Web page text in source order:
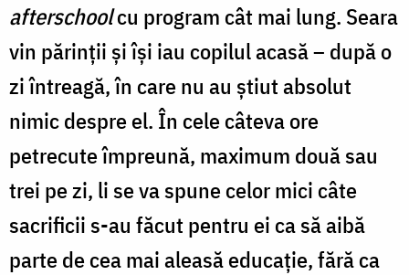
afterschoolcu program cât mai lung. Seara
vin părinții și își iau copilul acasă – după o
zi întreagă, în care nu au știut absolut
nimic despre el. În cele câteva ore
petrecute împreună, maximum două sau
trei pe zi, li se va spune celor mici câte
sacrificii s-au făcut pentru ei ca să aibă
parte de cea mai aleasă educație, fără ca